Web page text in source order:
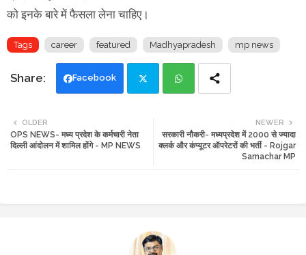
को इनके बारे में फैसला लेना चाहिए।
Tags career featured Madhyapradesh mp news
Facebook
tte ats
NEWER
सरकारी नौकरी- मध्यप्रदेश में 2000 से ज्यादा
क्लर्क और कंप्यूटर ऑपरेटरों की भर्ती - Rojgar
Samachar MP
OLDER
OPS NEWS- मध्य प्रदेश के कर्मचारी नेता
दिल्ली आंदोलन में शामिल होंगे - MP NEWS